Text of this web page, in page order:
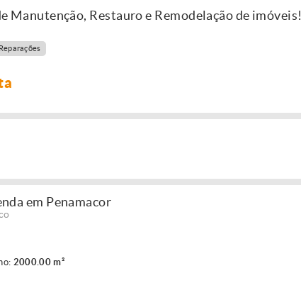
Manutenção, Restauro e Remodelação de imóveis!
em Penamacor
2000.00 m²